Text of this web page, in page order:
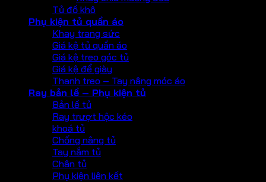
Tủ đồ khô
Phụ kiện tủ quần áo
Khay trang sức
Giá kệ tủ quần áo
Giá kệ treo góc tủ
Giá kệ để giày
Thanh treo – Tay nâng móc áo
Ray bản lề – Phụ kiện tủ
Bản lề tủ
Ray trượt hộc kéo
khoá tủ
Chống nâng tủ
Tay nắm tủ
Chân tủ
Phụ kiện liên kết